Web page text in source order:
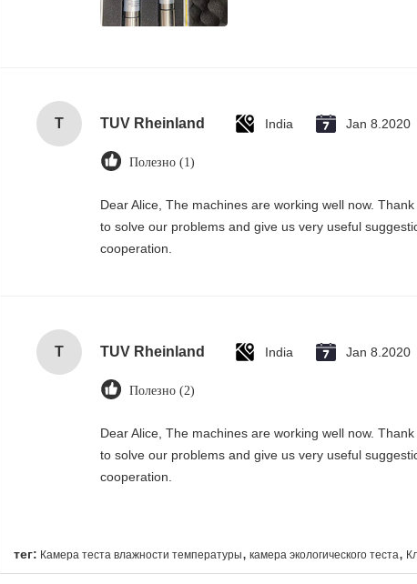
T TUV Rheinland India Jan 8.2020
Полезно (1)
Dear Alice, The machines are working well now.
to solve our problems and give us very useful
cooperation.
T TUV Rheinland India Jan 8.2020
Полезно (2)
Dear Alice, The machines are working well now.
to solve our problems and give us very useful
cooperation.
тег: Камера теста влажности температуры, камера экологического теста,